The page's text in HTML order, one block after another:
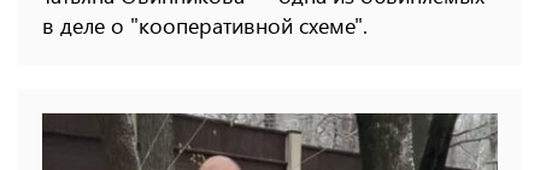
в деле о "кооперативной схеме".